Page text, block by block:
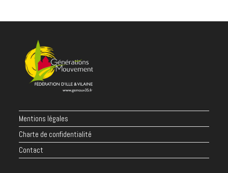
Mentions légales
Charte de confidentialité
Contact